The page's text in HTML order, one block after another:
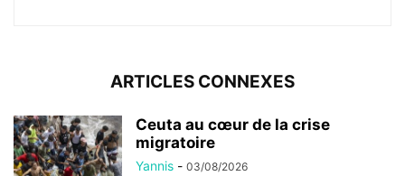
ARTICLES CONNEXES
Ceuta au cœur de la crise
migratoire
Yannis - 03/08/2026